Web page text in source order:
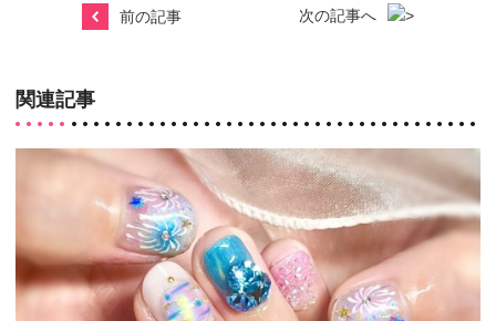
前の記事 次の記事へ
関連記事